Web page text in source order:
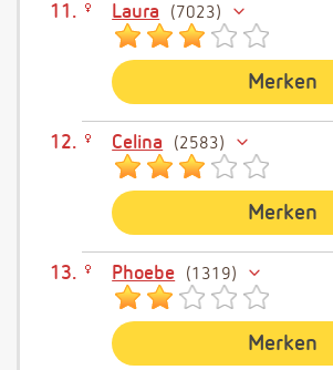
Laura 7023
Merken
Celina 2583
Merken
Phoebe 1319
Merken